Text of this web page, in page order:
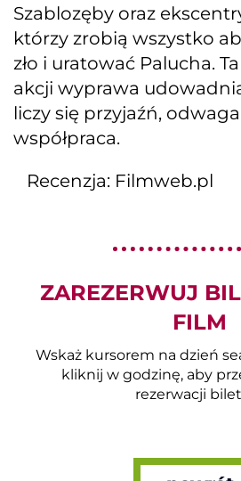
Szablozęby oraz
którzy zrobią wszystko
zło i uratować Palucha.
akcji wyprawa
liczy się przyjaźń,
współpraca.
Recenzja: Filmweb.pl
ZAREZERWUJ
FILM
Wskaż kursorem na dzień
kliknij w godzinę, aby
rezerwacji